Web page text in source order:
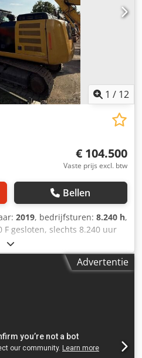
Hydraulische snelkoppeling
graafbak Hydraulische
ja Centrale smering
8250 Breedte: 2550 Hoogte:
Gebruikssporen, handrem
van de cabine.
1 / 12
€ 104.500
Vaste prijs excl. btw
Bellen
2019, bedrijfsturen: 8.240 h,
F gesloten, slechts 8.240 uur
vermogen ca. 195 kW /
kg Rijsnelheid ca. 5,3
Bereik ca. 10,8 m Bakinhoud
10,4 m Cedpfx Ahszrrnno
m Breedte (met 800 mm
Advertentie